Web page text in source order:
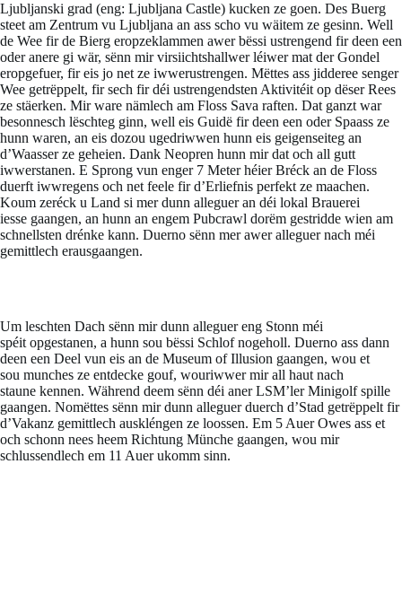
Ljubljanski grad (eng: Ljubljana Castle) kucken ze goen. Des Buerg
steet am Zentrum vu Ljubljana an ass scho vu wäitem ze gesinn. Well
de Wee fir de Bierg eropzeklammen awer bëssi ustrengend fir deen een
oder anere gi wär, sënn mir virsiichtshallwer léiwer mat der Gondel
eropgefuer, fir eis jo net ze iwwerustrengen. Mëttes ass jidderee senger
Wee getrëppelt, fir sech fir déi ustrengendsten Aktivitéit op dëser Rees
ze stäerken. Mir ware nämlech am Floss Sava raften. Dat ganzt war
besonnesch lëschteg ginn, well eis Guidë fir deen een oder Spaass ze
hunn waren, an eis dozou ugedriwwen hunn eis geigenseiteg an
d’Waasser ze geheien. Dank Neopren hunn mir dat och all gutt
iwwerstanen. E Sprong vun enger 7 Meter héier Bréck an de Floss
duerft iwwregens och net feele fir d’Erliefnis perfekt ze maachen.
Koum zeréck u Land si mer dunn alleguer an déi lokal Brauerei
iesse gaangen, an hunn an engem Pubcrawl dorëm gestridde wien am
schnellsten drénke kann. Duerno sënn mer awer alleguer nach méi
gemittlech erausgaangen.
Um leschten Dach sënn mir dunn alleguer eng Stonn méi
spéit opgestanen, a hunn sou bëssi Schlof nogeholl. Duerno ass dann
deen een Deel vun eis an de Museum of Illusion gaangen, wou et
sou munches ze entdecke gouf, wouriwwer mir all haut nach
staune kennen. Während deem sënn déi aner LSM’ler Minigolf spille
gaangen. Nomëttes sënn mir dunn alleguer duerch d’Stad getrëppelt fir
d’Vakanz gemittlech auskléngen ze loossen. Em 5 Auer Owes ass et
och schonn nees heem Richtung Münche gaangen, wou mir
schlussendlech em 11 Auer ukomm sinn.